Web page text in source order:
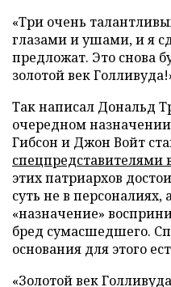
«Три очень
глазами и ушами, и я
предложат. Это снова
золотой век
Так написал Дональд
очередном
Гибсон и Джон Войт
спецпредставителями
этих патриархов
суть не в персоналиях,
«назначение»
бред сумасшедшего.
основания для этого
«Золотой век